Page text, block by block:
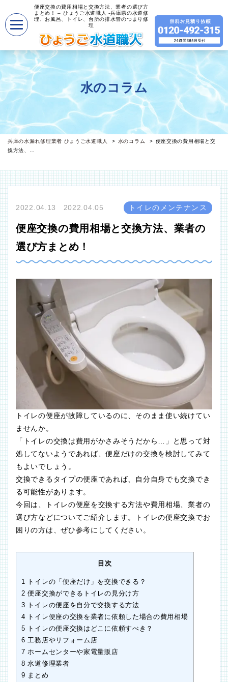
便座交換の費用相場と交換方法、業者の選び方
まとめ！ – ひょうご水道職人 -兵庫県の水道修
理、お風呂、トイレ、台所の排水管のつまり修
理
水のコラム
兵庫の水漏れ修理業者 ひょうご水道職人 水のコラム
便座交換の費用相場と交
換方法、…
2022.04.13 2022.04.05 トイレのメンテナンス
便座交換の費用相場と交換方法、業者の
選び方まとめ！
トイレの便座が故障しているのに、そのまま使い続けてい
ませんか。
「トイレの交換は費用がかさみそうだから…」と思って対
処してないようであれば、便座だけの交換を検討してみて
もよいでしょう。
交換できるタイプの便座であれば、自分自身でも交換でき
る可能性があります。
今回は、トイレの便座を交換する方法や費用相場、業者の
選び方などについてご紹介します。トイレの便座交換でお
困りの方は、ぜひ参考にしてください。
目次
1 トイレの「便座だけ」を交換できる？
2 便座交換ができるトイレの見分け方
3 トイレの便座を自分で交換する方法
4 トイレ便座の交換を業者に依頼した場合の費用相場
5 トイレの便座交換はどこに依頼すべき？
6 工務店やリフォーム店
7 ホームセンターや家電量販店
8 水道修理業者
9 まとめ